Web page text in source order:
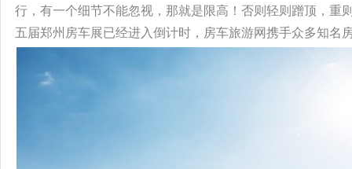
行，有一个细节不能忽视，那就是限高！否则轻则蹭顶，
五届郑州房车展已经进入倒计时，房车旅游网携手众多知名